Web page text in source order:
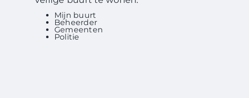
Mijn buurt
Beheerder
Gemeenten
Politie